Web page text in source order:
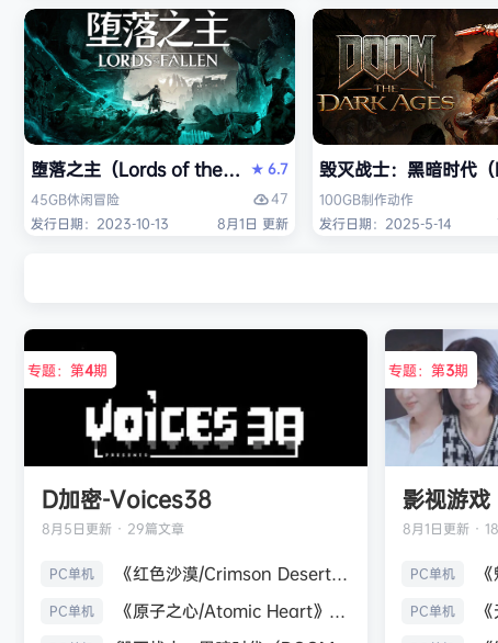
堕落之主（Lords of the Fallen）免安装中文版
★ 6.7
45GB休闲冒险
47
发行日期：2023-10-13
8月1日 更新
毁灭战士：黑暗时代
100GB制作动作
发行日期：2025-5-14
专题：第4期
D加密-Voices38
8月5日更新 · 29篇文章
PC单机 《红色沙漠/Crimson Desert》免安装中文版
PC单机 《原子之心/Atomic Heart》免安装中文版
专题：第3期
影视游戏
8月1日更新 ·
PC单机
PC单机